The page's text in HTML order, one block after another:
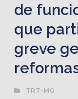
de
que
greve
TRT-MG